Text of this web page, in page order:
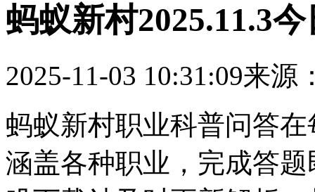
蚂蚁新村2025.11.3
2025-11-03 10:31:09来源
蚂蚁新村职业科普问答
涵盖各种职业，完成答